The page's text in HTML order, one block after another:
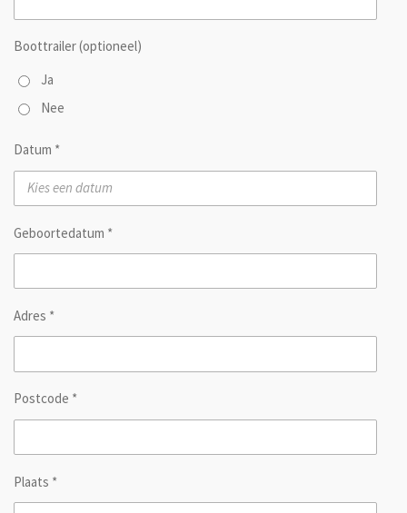
Boottrailer (optioneel)
Ja
Nee
Datum *
Geboortedatum *
Adres *
Postcode *
Plaats *